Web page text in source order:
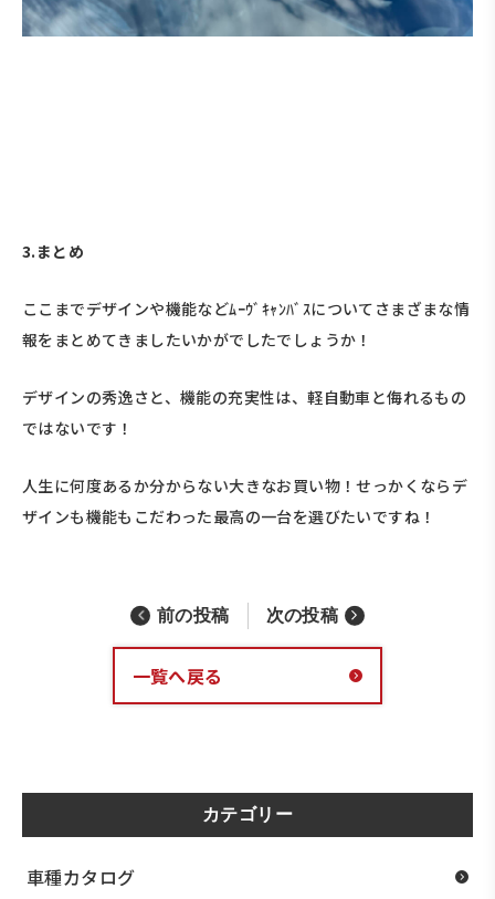
3.まとめ
ここまでデザインや機能などﾑｰｳﾞｷｬﾝﾊﾞｽについてさまざまな情
報をまとめてきましたいかがでしたでしょうか！
デザインの秀逸さと、機能の充実性は、軽自動車と侮れるもの
ではないです！
人生に何度あるか分からない大きなお買い物！せっかくならデ
ザインも機能もこだわった最高の一台を選びたいですね！
前の投稿 次の投稿
一覧へ戻る
カテゴリー
車種カタログ